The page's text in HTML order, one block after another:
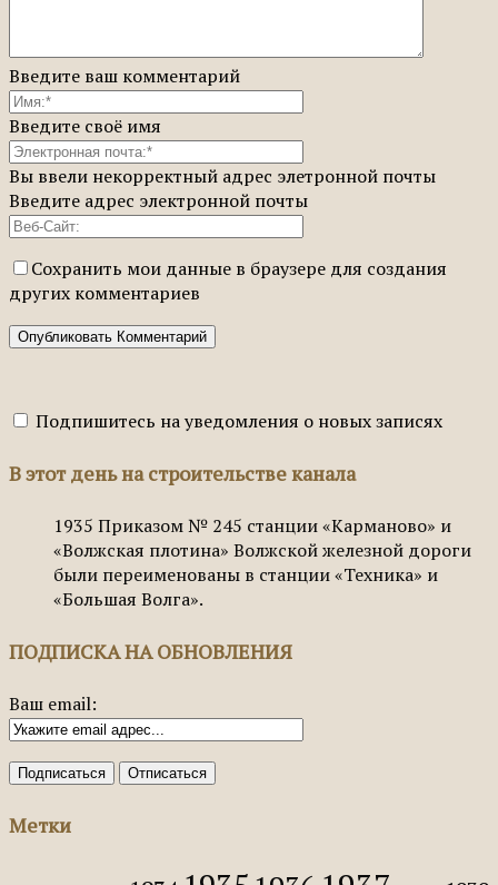
Введите ваш комментарий
Введите своё имя
Вы ввели некорректный адрес элетронной почты
Введите адрес электронной почты
Сохранить мои данные в браузере для создания
других комментариев
Подпишитесь на уведомления о новых записях
В этот день на строительстве канала
1935 Приказом № 245 станции «Карманово» и
«Волжская плотина» Волжской железной дороги
были переименованы в станции «Техника» и
«Большая Волга».
ПОДПИСКА НА ОБНОВЛЕНИЯ
Ваш email:
Метки